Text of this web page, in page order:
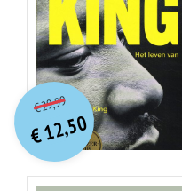
€29,99O
orspr
onkelijke
prijs
was:
€ 29,99.
€12,50
Huidige
prijs
is:€ 12,50.